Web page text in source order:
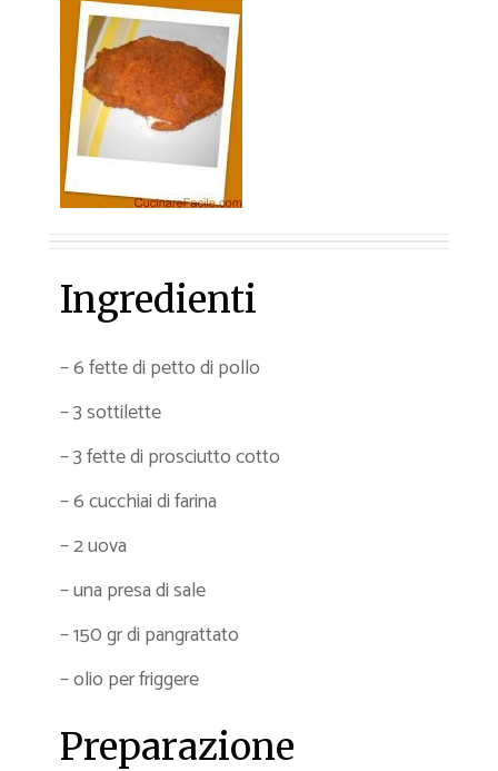
Ingredienti
– 6 fette di petto di pollo
– 3 sottilette
– 3 fette di prosciutto cotto
– 6 cucchiai di farina
– 2 uova
– una presa di sale
– 150 gr di pangrattato
– olio per friggere
Preparazione